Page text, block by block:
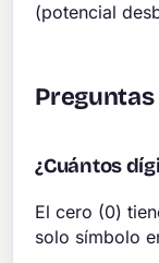
(potencial
¿Cuántos
El cero (0)
solo símbolo